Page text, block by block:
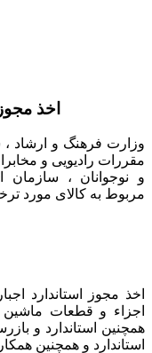
اخذ
وزارت فرهنگ و ارشاد
مقررات رادیویی و
و نوجوانان ، سازمان
مربوط به کالای مورد
اخذ مجوز استاندارد
اجزاء و قطعات ماشین
همچنین استاندارد و
استاندارد و همچنین